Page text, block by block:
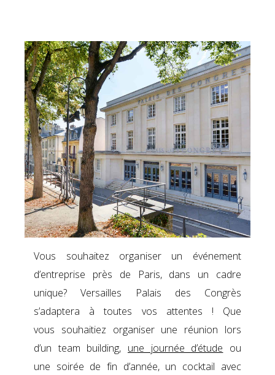
Vous souhaitez organiser un événement
d’entreprise près de Paris, dans un cadre
unique? Versailles Palais des Congrès
s’adaptera à toutes vos attentes ! Que
vous souhaitiez organiser une réunion lors
d’un team building, une journée d’étude ou
une soirée de fin d’année, un cocktail avec